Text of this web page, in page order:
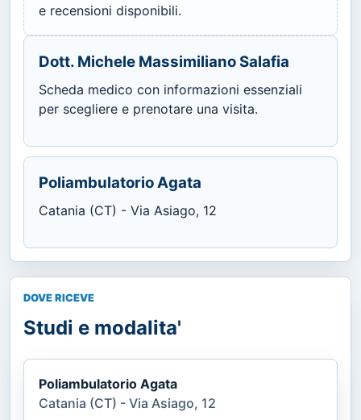
e recensioni disponibili.
Dott. Michele Massimiliano Salafia
Scheda medico con informazioni essenziali
per scegliere e prenotare una visita.
Poliambulatorio Agata
Catania (CT) - Via Asiago, 12
DOVE RICEVE
Studi e modalita'
Poliambulatorio Agata
Catania (CT) - Via Asiago, 12